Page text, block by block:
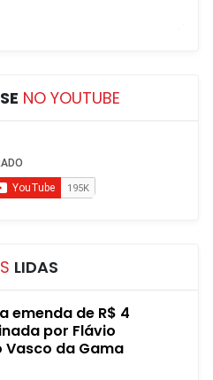
NO YOUTUBE
LIDAS
emenda de R$ 4
por Flávio
Vasco da Gama